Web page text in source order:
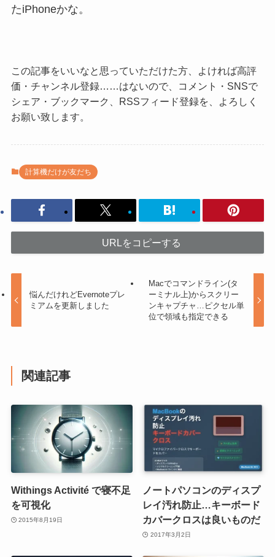
たiPhoneかな。
この記事をいいなと思っていただけた方、よければ高評
価・チャンネル登録……はないので、コメント・SNSで
シェア・ブックマーク、RSSフィード登録を、よろしく
お願い致します。
計算機だけが友だち
URLをコピーする
悩んだけれどEvernoteプレ
ミアムを更新しました
Macでコマンドライン(タ
ーミナル上)からスクリー
ンキャプチャ…ピクセル単
位で領域も指定できる
関連記事
Withings Activité で寝不足
を可視化
2015年8月19日
ノートパソコンのディスプ
レイ汚れ防止…キーボード
カバークロスは良いものだ
2017年3月2日